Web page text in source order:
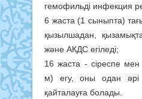
гемофильді инфекция
6 жаста (1 сыныпта)
қызылшадан,
және АКДС егіледі;
16 жаста - сіреспе
м) егу, оны одан
қайталауға болады.